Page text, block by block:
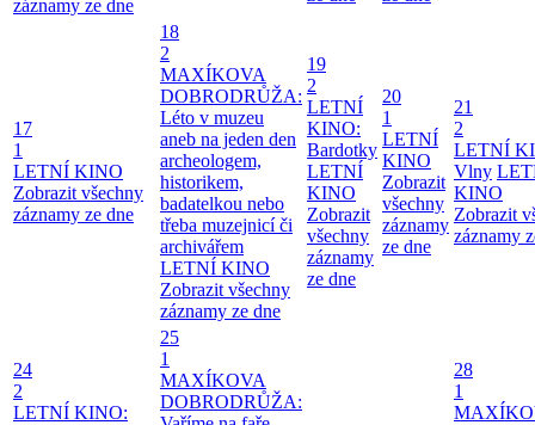
záznamy ze dne
17
1
LETNÍ KINO
Zobrazit všechny
záznamy ze dne
18
2
MAXÍKOVA
DOBRODRŮŽA:
Léto v muzeu
aneb na jeden den
archeologem,
historikem,
badatelkou nebo
třeba muzejnicí či
archivářem
LETNÍ KINO
Zobrazit všechny
záznamy ze dne
19
2
LETNÍ
KINO:
Bardotky
LETNÍ
KINO
Zobrazit
všechny
záznamy
ze dne
20
1
LETNÍ
KINO
Zobrazit
všechny
záznamy
ze dne
21
2
LETNÍ
Vlny
KINO
Zobrazit
záznamy
24
2
LETNÍ KINO:
25
1
MAXÍKOVA
DOBRODRŮŽA:
28
1